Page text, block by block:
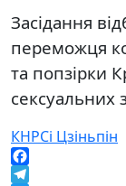
Засідання
переможця
та попзірки
сексуальних
КНРСі Цзіньпін
Facebook